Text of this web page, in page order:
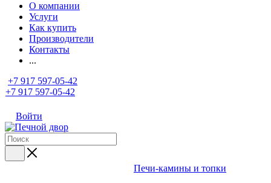
О компании
Услуги
Как купить
Производители
Контакты
...
+7 917 597-05-42
+7 917 597-05-42
Войти
Печи-камины и топки